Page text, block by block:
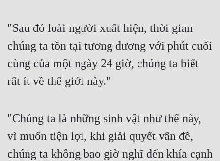
Cẩu Đạo Trường Sinh
Ngự Thú
Truyện Nam
Đam Mỹ
"Sau đó loài người xuất hiện, thời gian
chúng ta tồn tại tương đương với phút cuối
cùng của một ngày 24 giờ, chúng ta biết
rất ít về thế giới này."
"Chúng ta là những sinh vật như thế này,
vì muốn tiện lợi, khi giải quyết vấn đề,
chúng ta không bao giờ nghĩ đến khía cạnh